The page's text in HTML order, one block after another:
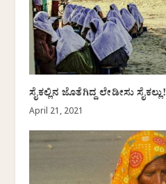
ಸೈಕಲ್ಲಿನ ಜೊತೆಗಿದ್ದ ಲೇಡೀಸು ಸೈಕಲ್ಲು!
April 21, 2021